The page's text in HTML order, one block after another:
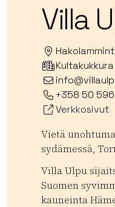
Villa
+358 50
Verkkosivut
Vietä
sydämessä,
Villa Ulpu
Suomen
kauneinta